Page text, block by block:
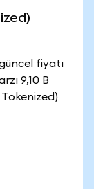
fiyatı
9,10 B